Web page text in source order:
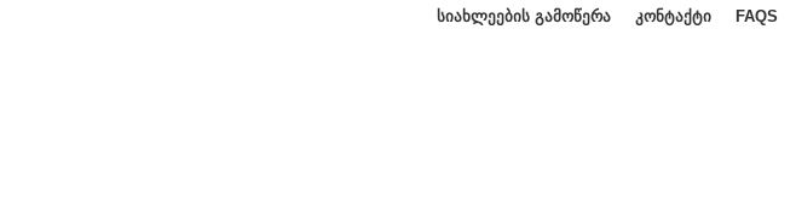
ᲡᲘᲐᲮᲚᲔᲔᲑᲘᲡ ᲒᲐᲛᲝᲬᲔᲠᲐ ᲙᲝᲜᲢᲐᲥᲢᲘ FAQS